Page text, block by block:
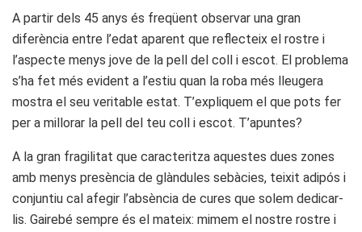
A partir dels 45 anys és freqüent observar una gran
diferència entre l’edat aparent que reflecteix el rostre i
l’aspecte menys jove de la pell del coll i escot. El problema
s’ha fet més evident a l’estiu quan la roba més lleugera
mostra el seu veritable estat. T’expliquem el que pots fer
per a millorar la pell del teu coll i escot. T’apuntes?
A la gran fragilitat que caracteritza aquestes dues zones
amb menys presència de glàndules sebàcies, teixit adipós i
conjuntiu cal afegir l’absència de cures que solem dedicar-
lis. Gairebé sempre és el mateix: mimem el nostre rostre i